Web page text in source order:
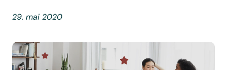
29. mai 2020